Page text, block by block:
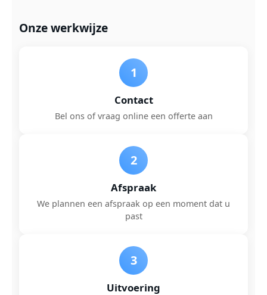
Onze werkwijze
1
Contact
Bel ons of vraag online een offerte aan
2
Afspraak
We plannen een afspraak op een moment dat u
past
3
Uitvoering